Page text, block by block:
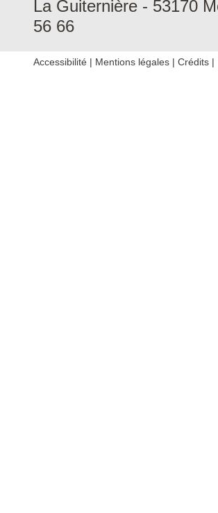
La Guiternière - 53170
56 66
Accessibilité | Mentions légales |Crédits |